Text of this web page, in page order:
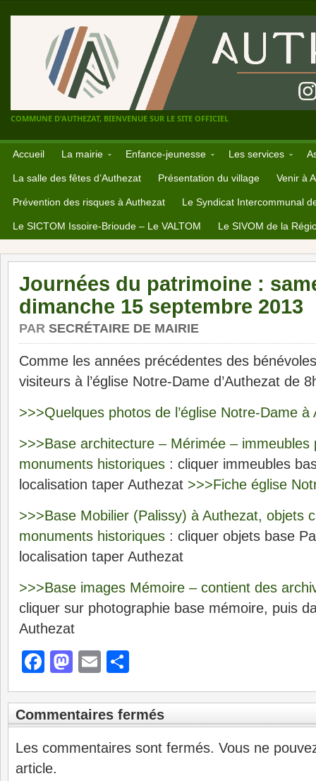
COMMUNE D'AUTHEZAT, BIENVENUE SUR LE SITE OFFICIEL
Accueil La mairie Enfance-jeunesse Les services
La salle des fêtes d’Authezat Présentation du village Venir à
Prévention des risques à Authezat Le Syndicat Intercommunal
Le SICTOM Issoire-Brioude – Le VALTOM Le SIVOM de la
Journées du patrimoine :
dimanche 15 septembre 2013
PAR SECRÉTAIRE DE MAIRIE
Comme les années précédentes des
visiteurs à l’église Notre-Dame d’Authezat de
>>>Quelques photos de l’église Notre-Dame à
>>>Base architecture – Mérimée –
monuments historiques : cliquer immeubles
localisation taper Authezat >>>Fiche église
>>>Base Mobilier (Palissy) à Authezat, objets
monuments historiques : cliquer objets base
localisation taper Authezat
>>>Base images Mémoire – contient des
cliquer sur photographie base mémoire, puis
Authezat
Facebook
Mastodon
Email
Commentaires fermés
Les commentaires sont fermés. Vous ne
article.